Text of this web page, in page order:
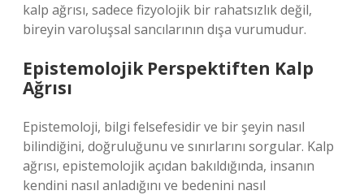
kalp ağrısı, sadece fizyolojik bir rahatsızlık değil,
bireyin varoluşsal sancılarının dışa vurumudur.
Epistemolojik Perspektiften Kalp
Ağrısı
Epistemoloji, bilgi felsefesidir ve bir şeyin nasıl
bilindiğini, doğruluğunu ve sınırlarını sorgular. Kalp
ağrısı, epistemolojik açıdan bakıldığında, insanın
kendini nasıl anladığını ve bedenini nasıl